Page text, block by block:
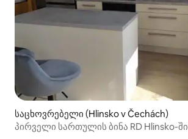
საცხოვრებელი (Hlinsko v Čechách)
პირველი სართულის ბინა RD Hlinsko-ში